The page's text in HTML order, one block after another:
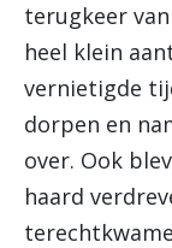
terugkeer
heel klein
vernietigde
dorpen en
over. Ook
haard